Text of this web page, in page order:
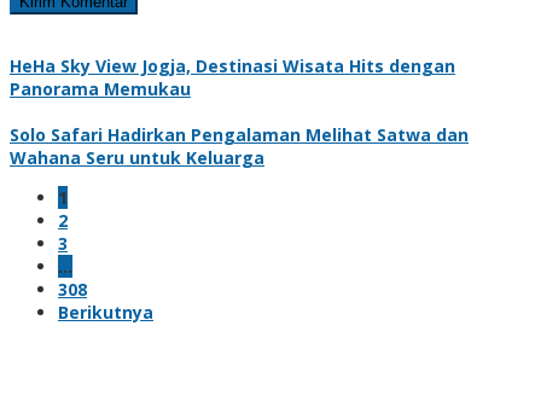
HeHa Sky View Jogja, Destinasi Wisata Hits dengan
Panorama Memukau
Solo Safari Hadirkan Pengalaman Melihat Satwa dan
Wahana Seru untuk Keluarga
1
2
3
…
308
Berikutnya